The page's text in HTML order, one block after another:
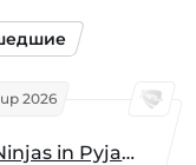
2026
Ninjas in Pyjamas